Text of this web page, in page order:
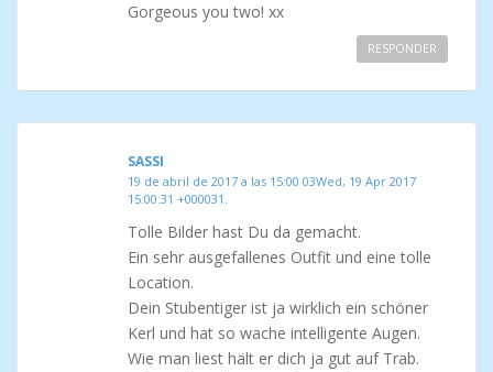
Gorgeous you two! xx
RESPONDER
SASSI
19 de abril de 2017 a las 15:00 03Wed, 19 Apr 2017
15:00:31 +000031.
Tolle Bilder hast Du da gemacht.
Ein sehr ausgefallenes Outfit und eine tolle
Location.
Dein Stubentiger ist ja wirklich ein schöner
Kerl und hat so wache intelligente Augen.
Wie man liest hält er dich ja gut auf Trab.